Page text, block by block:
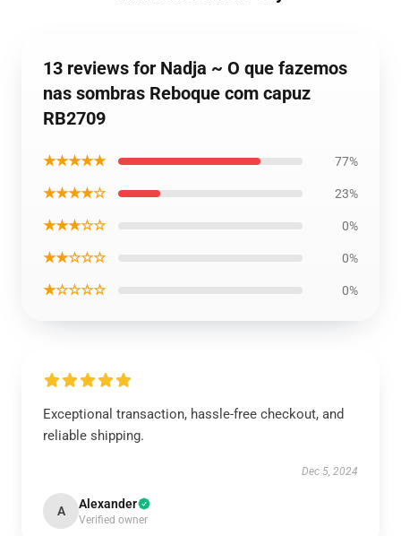
13 reviews for Nadja ~ O que fazemos
nas sombras Reboque com capuz
RB2709
★★★★★ 77%
★★★★☆ 23%
★★★☆☆ 0%
★★☆☆☆ 0%
★☆☆☆☆ 0%
Exceptional transaction, hassle-free checkout, and
reliable shipping.
Dec 5, 2024
A Alexander
Verified owner